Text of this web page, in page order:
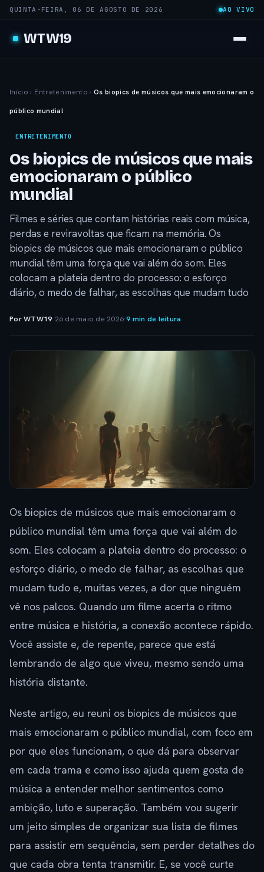
QUINTA-FEIRA, 06 DE AGOSTO DE 2026 AO VIVO
WTW19
Início › Entretenimento › Os biopics de músicos que mais emocionaram o
público mundial
ENTRETENIMENTO
Os biopics de músicos que mais
emocionaram o público
mundial
Filmes e séries que contam histórias reais com música,
perdas e reviravoltas que ficam na memória. Os
biopics de músicos que mais emocionaram o público
mundial têm uma força que vai além do som. Eles
colocam a plateia dentro do processo: o esforço
diário, o medo de falhar, as escolhas que mudam tudo
Por WTW19· 26 de maio de 2026·9 min de leitura
Os biopics de músicos que mais emocionaram o
público mundial têm uma força que vai além do
som. Eles colocam a plateia dentro do processo: o
esforço diário, o medo de falhar, as escolhas que
mudam tudo e, muitas vezes, a dor que ninguém
vê nos palcos. Quando um filme acerta o ritmo
entre música e história, a conexão acontece rápido.
Você assiste e, de repente, parece que está
lembrando de algo que viveu, mesmo sendo uma
história distante.
Neste artigo, eu reuni os biopics de músicos que
mais emocionaram o público mundial, com foco em
por que eles funcionam, o que dá para observar
em cada trama e como isso ajuda quem gosta de
música a entender melhor sentimentos como
ambição, luto e superação. Também vou sugerir
um jeito simples de organizar sua lista de filmes
para assistir em sequência, sem perder detalhes do
que cada obra tenta transmitir. E, se você curte